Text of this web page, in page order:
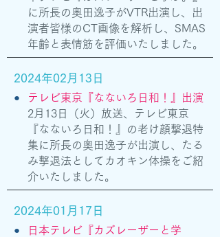
に所長の奥田逸子がVTR出演し、出
演者皆様のCT画像を解析し、SMAS
年齢と表情筋を評価いたしました。
2024年02月13日
テレビ東京『なないろ日和！』出演
2月13日（火）放送、テレビ東京
『なないろ日和！』の老け顔撃退特
集に所長の奥田逸子が出演し、たる
み撃退法としてカオキン体操をご紹
介いたしました。
●
2024年01月17日
日本テレビ『カズレーザーと学
●